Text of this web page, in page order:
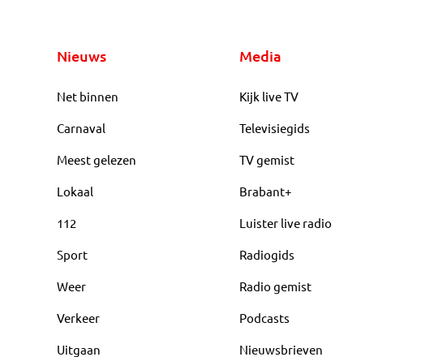
Nieuws
Net binnen
Carnaval
Meest gelezen
Lokaal
112
Sport
Weer
Verkeer
Uitgaan
Media
Kijk live TV
Televisiegids
TV gemist
Brabant+
Luister live radio
Radiogids
Radio gemist
Podcasts
Nieuwsbrieven